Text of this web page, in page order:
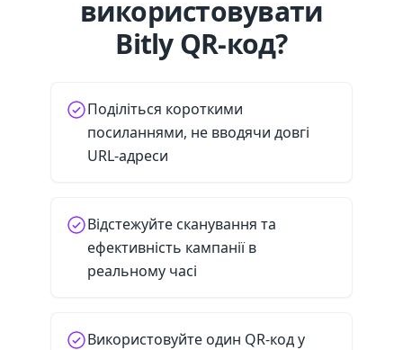
використовувати
Bitly QR-код?
Поділіться короткими
посиланнями, не вводячи довгі
URL-адреси
Відстежуйте сканування та
ефективність кампанії в
реальному часі
Використовуйте один QR-код у